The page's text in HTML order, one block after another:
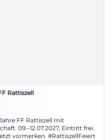
Rattiszell
FF Rattiszell mit
09.–12.07.2027, Eintritt frei.
vormerken. #RattiszellFeiert